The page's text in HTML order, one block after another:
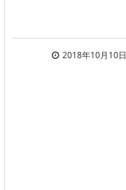
2018年10月10日